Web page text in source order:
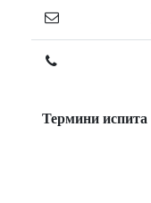
Термини испита